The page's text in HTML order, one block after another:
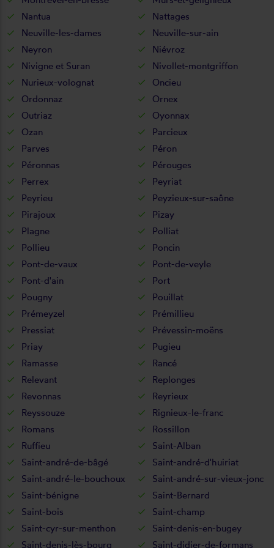
Nantua
Nattages
Neuville-les-dames
Neuville-sur-ain
Neyron
Niévroz
Nivigne et Suran
Nivollet-montgriffon
Nurieux-volognat
Oncieu
Ordonnaz
Ornex
Outriaz
Oyonnax
Ozan
Parcieux
Parves
Péron
Péronnas
Pérouges
Perrex
Peyriat
Peyrieu
Peyzieux-sur-saône
Pirajoux
Pizay
Plagne
Polliat
Pollieu
Poncin
Pont-de-vaux
Pont-de-veyle
Pont-d'ain
Port
Pougny
Pouillat
Prémeyzel
Prémillieu
Pressiat
Prévessin-moëns
Priay
Pugieu
Ramasse
Rancé
Relevant
Replonges
Revonnas
Reyrieux
Reyssouze
Rignieux-le-franc
Romans
Rossillon
Ruffieu
Saint-Alban
Saint-andré-de-bâgé
Saint-andré-d'huiriat
Saint-andré-le-bouchoux
Saint-andré-sur-vieux-jonc
Saint-bénigne
Saint-Bernard
Saint-bois
Saint-champ
Saint-cyr-sur-menthon
Saint-denis-en-bugey
Saint-denis-lès-bourg
Saint-didier-de-formans